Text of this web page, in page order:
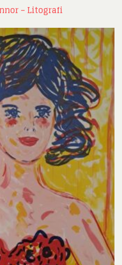
– Litografi